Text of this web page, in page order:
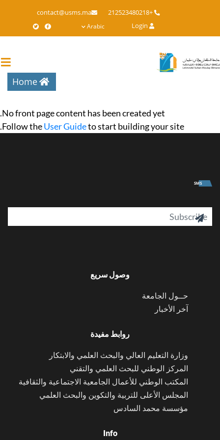
main
+212523480218
contact@usms.ma
Login
Arabic
Home
No front page content has been created yet.
Follow theUser Guideto start building your site.
SMS

وصول سريع
حــول الجامعة
آخر الأخبار
روابط مفيدة
وزارة التعليم العالي والبحث العلمي والابتكار
المركز الوطني للبحث العلمي والتقني
المكتب الوطني للأعمال الجامعية الاجتماعية والثقافية
المجلس الأعلى للتربية والتكوين والبحث العلمي
مؤسسة محمد السادس
Info